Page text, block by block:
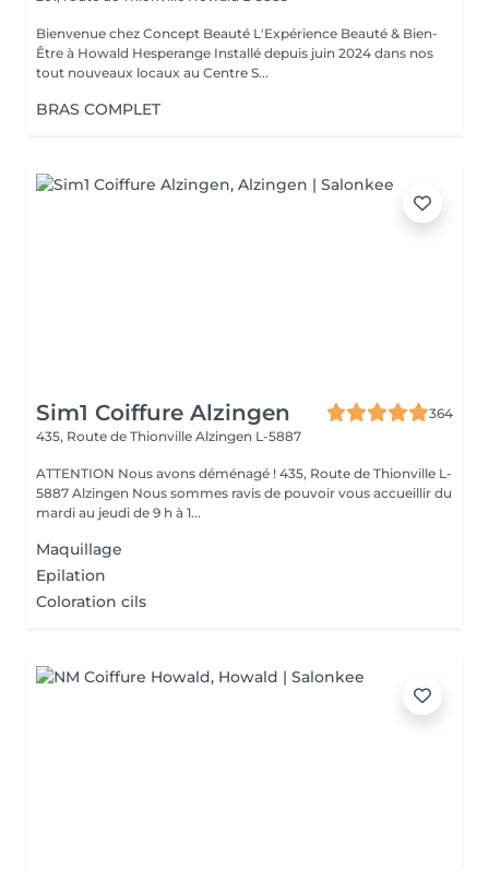
Bienvenue chez Concept Beauté L'Expérience Beauté & Bien-
Être à Howald Hesperange Installé depuis juin 2024 dans nos
tout nouveaux locaux au Centre S...
BRAS COMPLET
Sim1 Coiffure Alzingen
364
435, Route de Thionville Alzingen L-5887
ATTENTION Nous avons déménagé ! 435, Route de Thionville L-
5887 Alzingen Nous sommes ravis de pouvoir vous accueillir du
mardi au jeudi de 9 h à 1...
Maquillage
Epilation
Coloration cils